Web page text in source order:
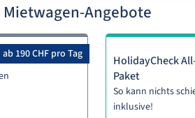
Angebote
ab 190 CHF pro Tag
HolidayCheck
Paket
So kann nichts
inklusive!